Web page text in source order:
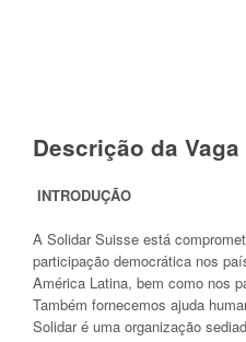
Descrição da Vaga
INTRODUÇÃO
A Solidar Suisse está
participação democrática nos
América Latina, bem como nos
Também fornecemos ajuda
Solidar é uma organização